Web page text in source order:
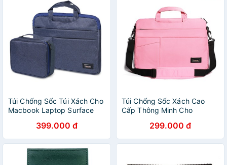
Túi Chống Sốc Túi Xách Cho
Macbook Laptop Surface
Túi Phụ Kiện399.000 đ
Túi Chống Sốc Xách Cao
Cấp Thông Minh Cho
Galaxy Store 13 14 Inch
299.000 đ